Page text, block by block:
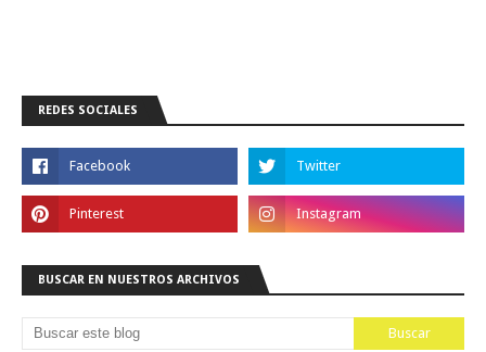
REDES SOCIALES
BUSCAR EN NUESTROS ARCHIVOS